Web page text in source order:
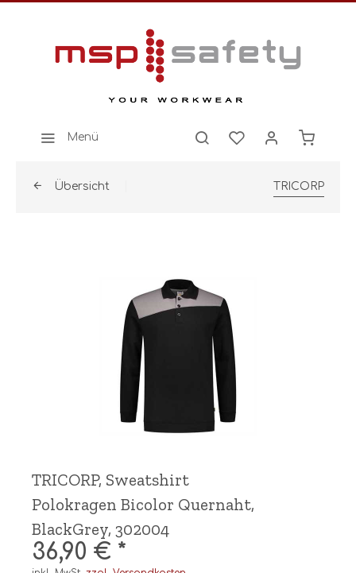
Menü
Übersicht TRICORP
TRICORP, Sweatshirt
Polokragen Bicolor Quernaht,
BlackGrey, 302004
36,90 € *